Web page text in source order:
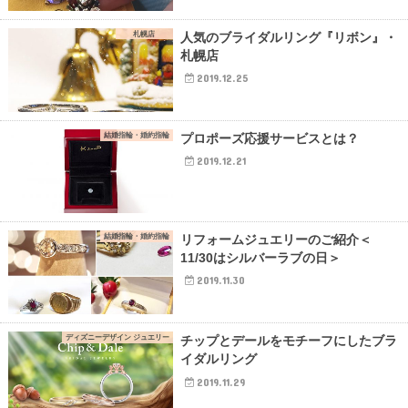
札幌店
人気のブライダルリング『リボン』・
札幌店
2019.12.25
結婚指輪・婚約指輪 プロポーズ応援サービスとは？
2019.12.21
結婚指輪・婚約指輪
リフォームジュエリーのご紹介＜
11/30はシルバーラブの日＞
2019.11.30
ディズニーデザイン ジュエリー
チップとデールをモチーフにしたブラ
イダルリング
2019.11.29